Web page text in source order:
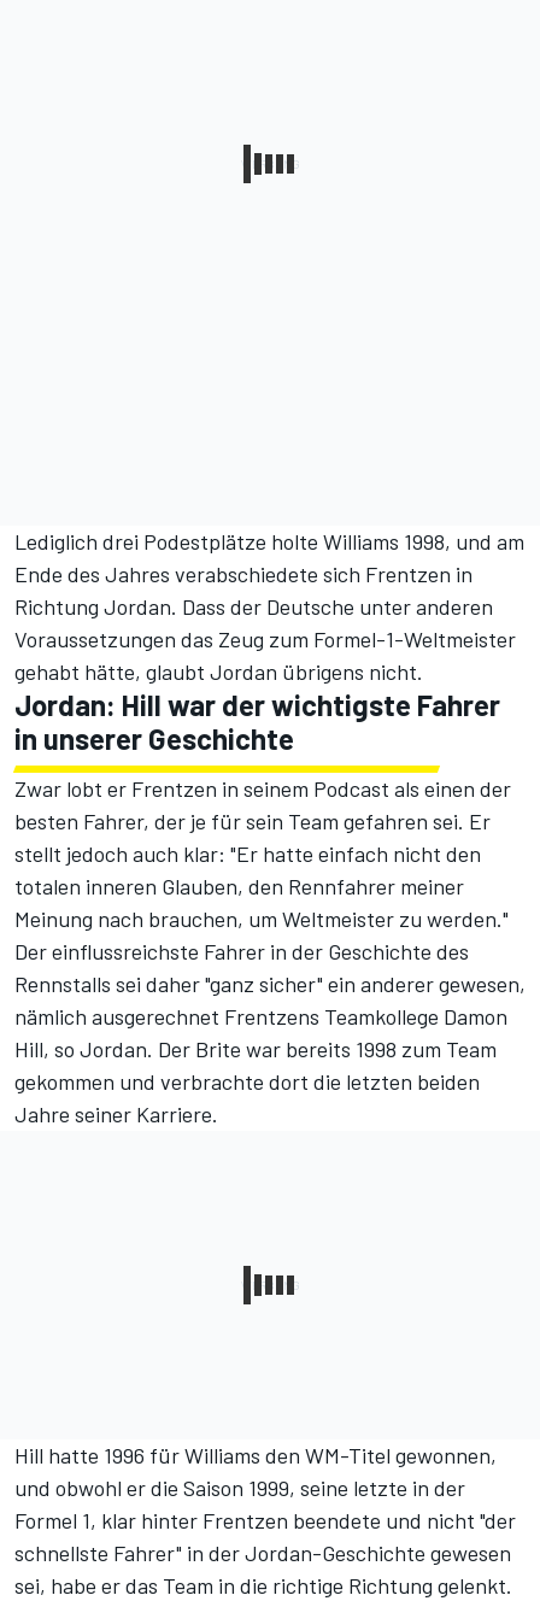
Lediglich drei Podestplätze holte Williams 1998, und am
Ende des Jahres verabschiedete sich Frentzen in
Richtung Jordan. Dass der Deutsche unter anderen
Voraussetzungen das Zeug zum Formel-1-Weltmeister
gehabt hätte, glaubt Jordan übrigens nicht.
Jordan: Hill war der wichtigste Fahrer
in unserer Geschichte
Zwar lobt er Frentzen in seinem Podcast als einen der
besten Fahrer, der je für sein Team gefahren sei. Er
stellt jedoch auch klar: "Er hatte einfach nicht den
totalen inneren Glauben, den Rennfahrer meiner
Meinung nach brauchen, um Weltmeister zu werden."
Der einflussreichste Fahrer in der Geschichte des
Rennstalls sei daher "ganz sicher" ein anderer gewesen,
nämlich ausgerechnet Frentzens Teamkollege Damon
Hill, so Jordan. Der Brite war bereits 1998 zum Team
gekommen und verbrachte dort die letzten beiden
Jahre seiner Karriere.
Hill hatte 1996 für Williams den WM-Titel gewonnen,
und obwohl er die Saison 1999, seine letzte in der
Formel 1, klar hinter Frentzen beendete und nicht "der
schnellste Fahrer" in der Jordan-Geschichte gewesen
sei, habe er das Team in die richtige Richtung gelenkt.